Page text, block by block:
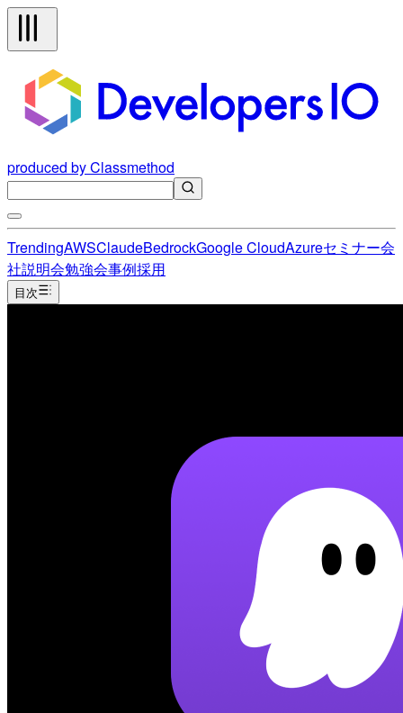
produced by Classmethod
TrendingAWSClaudeBedrockGoogle CloudAzureセミナー会
社説明会勉強会事例採用
目次